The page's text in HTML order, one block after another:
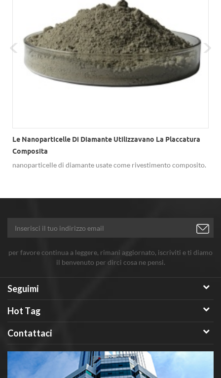
Le Nanoparticelle Di Diamante Utilizzavano La Placcatura
Composita
nanoparticelle di diamante usate come rivestimento composito.
per favore continua a leggere, rimani aggiornato, iscriviti e ti diamo
il benvenuto per dirci cosa ne pensi.
Seguimi
Hot Tag
Contattaci